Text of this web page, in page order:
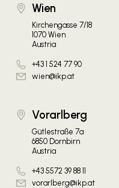
Wien
Kirchengasse 7/18
1070 Wien
Austria
+43 1 524 77 90
wien@ikp.at
Vorarlberg
Gütlestraße 7a
6850 Dornbirn
Austria
+43 5572 39 88 11
vorarlberg@ikp.at